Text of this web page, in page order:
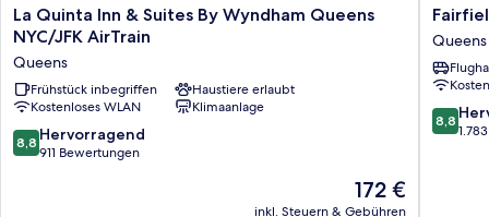
La
Quinta
&
Suites
By
Wyndham
Queens
La Quinta Inn & Suites By Wyndham Queens
NYC/JFK AirTrain
Queens
Frühstück inbegriffen
Haustiere erlaubt
Kostenloses WLAN
Klimaanlage
8.8
von
8,8 Hervorragend
911 Bewertungen
Der
Preis
172 €
inkl. Steuern & Gebühren
Fairfield
Inn
by
Marriott
JFK
Airport
Queens
Queens
8.8
von
8,8